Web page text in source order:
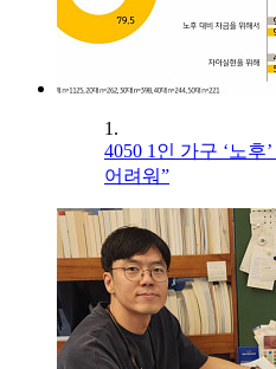
1.
4050 1인 가구 ‘노후
어려워”